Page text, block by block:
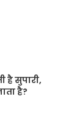
है सुपारी,
है?